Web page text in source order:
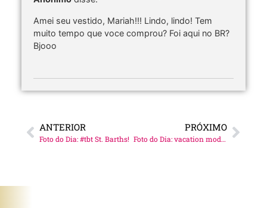
Amei seu vestido, Mariah!!! Lindo, lindo! Tem
muito tempo que voce comprou? Foi aqui no BR?
Bjooo
ANTERIOR
Foto do Dia: #tbt St. Barths!
PRÓXIMO
Foto do Dia: vacation mode on!